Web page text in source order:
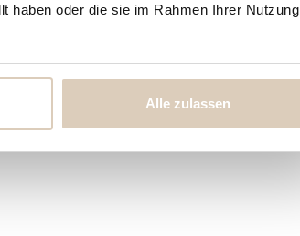
haben oder die sie im Rahmen Ihrer Nutzung
Alle zulassen